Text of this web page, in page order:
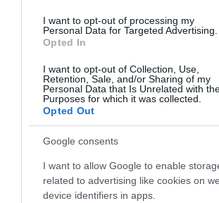
I want to opt-out of processing my
Personal Data for Targeted Advertising.
Opted In
I want to opt-out of Collection, Use,
Retention, Sale, and/or Sharing of my
Personal Data that Is Unrelated with
Purposes for which it was collected.
Opted Out
Google consents
I want to allow Google to enable
related to advertising like cookies on
device identifiers in apps.
ΕΛΛΑΔΑ
20χρονου Θοδωρή από το
φέρετρο η σορός του (βίντεο)
Δέχθηκε πάνω από 20 πυροβολισμούς
αστυνομικούς μετά από καταδίωξη